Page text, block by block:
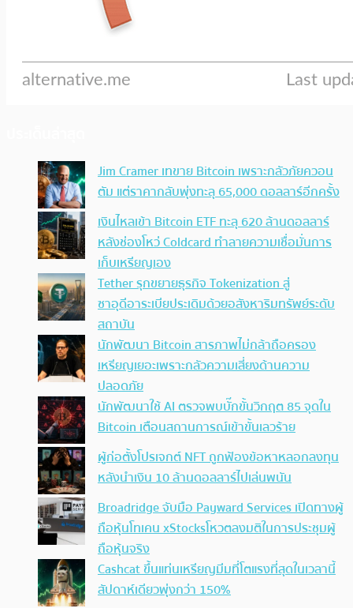
Jim Cramer เทขาย Bitcoin เพราะกลัวภัยควอน
ตัม แต่ราคากลับพุ่งทะลุ 65,000 ดอลลาร์อีกครั้ง
เงินไหลเข้า Bitcoin ETF ทะลุ 620 ล้านดอลลาร์
หลังช่องโหว่ Coldcard ทำลายความเชื่อมั่นการ
เก็บเหรียญเอง
Tether รุกขยายธุรกิจ Tokenization สู่
ซาอุดีอาระเบียประเดิมด้วยอสังหาริมทรัพย์ระดับ
สถาบัน
นักพัฒนา Bitcoin สารภาพไม่กล้าถือครอง
เหรียญเยอะเพราะกลัวความเสี่ยงด้านความ
ปลอดภัย
นักพัฒนาใช้ AI ตรวจพบบั๊กขั้นวิกฤต 85 จุดใน
Bitcoin เตือนสถานการณ์เข้าขั้นเลวร้าย
ผู้ก่อตั้งโปรเจกต์ NFT ถูกฟ้องข้อหาหลอกลงทุน
หลังนำเงิน 10 ล้านดอลลาร์ไปเล่นพนัน
Broadridge จับมือ Payward Services เปิดทางผู้
ถือหุ้นโทเคน xStocksโหวตลงมติในการประชุมผู้
ถือหุ้นจริง
Cashcat ขึ้นแท่นเหรียญมีมที่โตแรงที่สุดในเวลานี้
สัปดาห์เดียวพุ่งกว่า 150%